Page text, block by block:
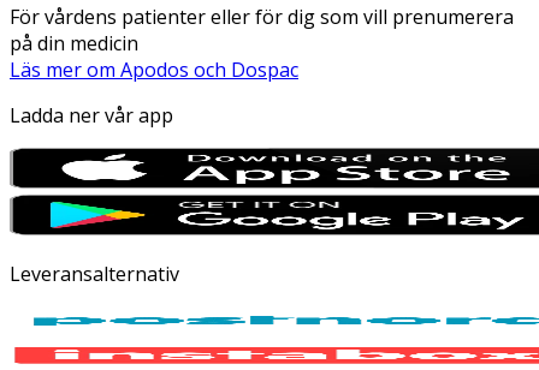
För vårdens patienter eller för dig som vill prenumerera
på din medicin
Läs mer om Apodos och Dospac
Ladda ner vår app
Leveransalternativ